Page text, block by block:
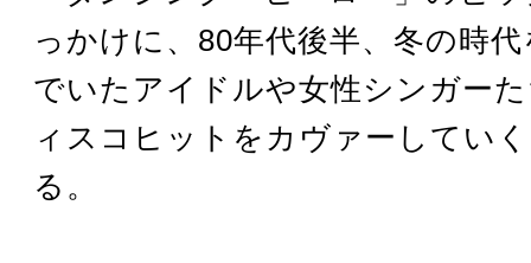
っかけに、80年代後半、冬の時
でいたアイドルや女性シンガー
ィスコヒットをカヴァーしてい
る。